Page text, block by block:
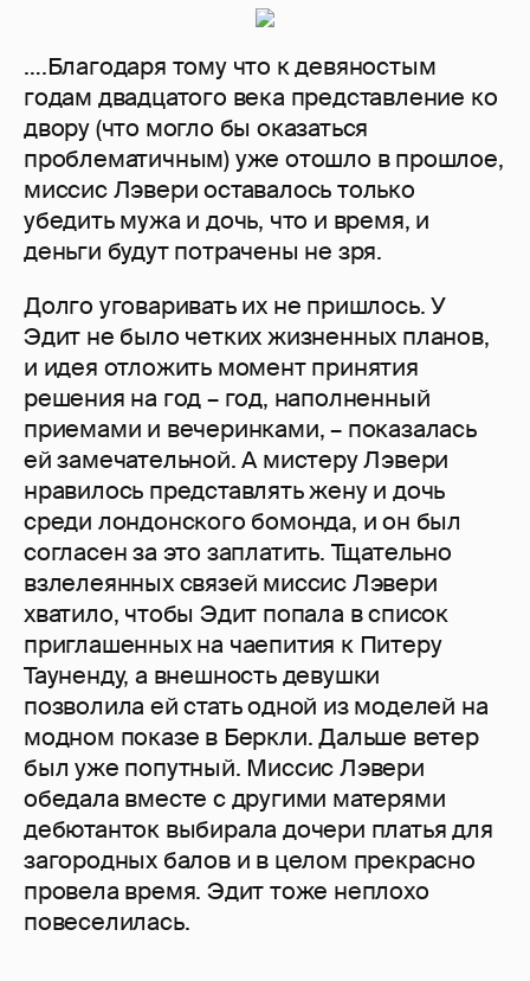
….Благодаря тому что к девяностым
годам двадцатого века представление ко
двору (что могло бы оказаться
проблематичным) уже отошло в прошлое,
миссис Лэвери оставалось только
убедить мужа и дочь, что и время, и
деньги будут потрачены не зря.
Долго уговаривать их не пришлось. У
Эдит не было четких жизненных планов,
и идея отложить момент принятия
решения на год – год, наполненный
приемами и вечеринками, – показалась
ей замечательной. А мистеру Лэвери
нравилось представлять жену и дочь
среди лондонского бомонда, и он был
согласен за это заплатить. Тщательно
взлелеянных связей миссис Лэвери
хватило, чтобы Эдит попала в список
приглашенных на чаепития к Питеру
Тауненду, а внешность девушки
позволила ей стать одной из моделей на
модном показе в Беркли. Дальше ветер
был уже попутный. Миссис Лэвери
обедала вместе с другими матерями
дебютанток выбирала дочери платья для
загородных балов и в целом прекрасно
провела время. Эдит тоже неплохо
повеселилась.